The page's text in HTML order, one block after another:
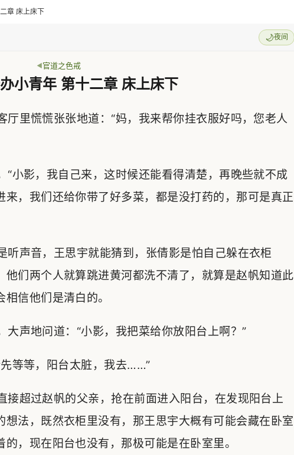
章 床上床下
🌙夜间
官道之色戒
小青年 第十二章 床上床下
里慌慌张张地道：“妈，我来帮你挂衣服好吗，您老人
小影，我自己来，这时候还能看得清楚，再晚些就不成
，我们还给你带了好多菜，都是没打药的，那可是真正
声音，王思宇就能猜到，张倩影是怕自己躲在衣柜
们两个人就算跳进黄河都洗不清了，就算是赵帆知道此
信他们是清白的。
声地问道：“小影，我把菜给你放阳台上啊？”
等等，阳台太脏，我去……”
超过赵帆的父亲，抢在前面进入阳台，在发现阳台上
法，既然衣柜里没有，那王思宇大概有可能会藏在卧室
，现在阳台也没有，那极可能是在卧室里。